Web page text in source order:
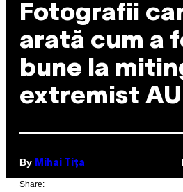
Fotografii
arată cum a
bune la
extremist
By Mihai Tița
Share: